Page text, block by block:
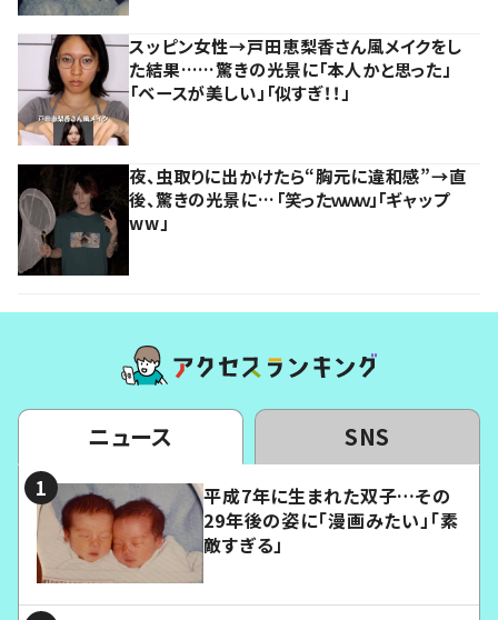
スッピン女性→戸田恵梨香さん風メイクをし
た結果……驚きの光景に「本人かと思った」
「ベースが美しい」「似すぎ！！」
夜、虫取りに出かけたら“胸元に違和感”→直
後、驚きの光景に…「笑ったｗｗｗ」「ギャップ
ww」
ニュース SNS
平成7年に生まれた双子…その
29年後の姿に「漫画みたい」「素
敵すぎる」